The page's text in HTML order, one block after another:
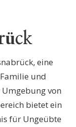
eine
und
von
bietet ein
für Ungeübte